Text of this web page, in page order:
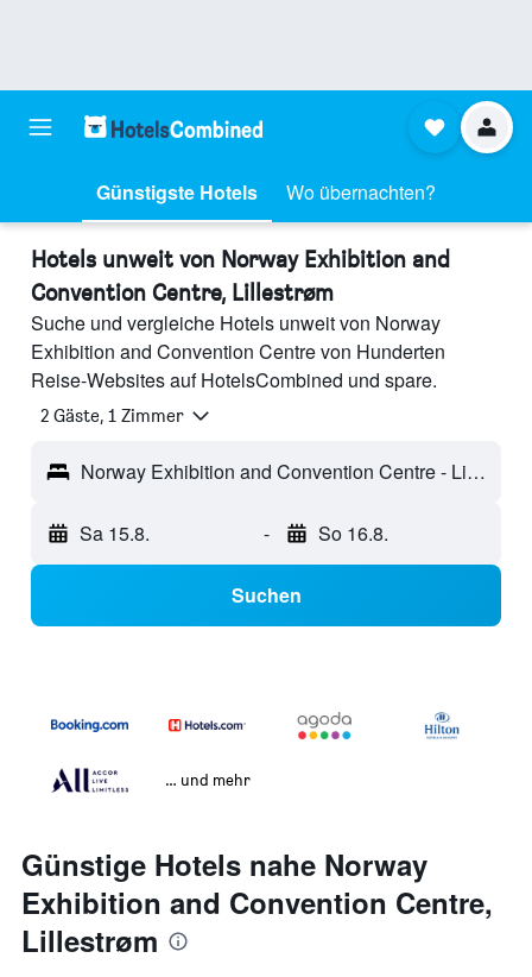
Günstigste Hotels Wo übernachten?
Hotels unweit von Norway Exhibition and
Convention Centre, Lillestrøm
Suche und vergleiche Hotels unweit von Norway
Exhibition and Convention Centre von Hunderten
Reise-Websites auf HotelsCombined und spare.
2 Gäste, 1 Zimmer
Norway Exhibition and Convention Centre - Lillestrøm, Norwegen
Sa 15.8. - So 16.8.
Suchen
… und mehr
Günstige Hotels nahe Norway
Exhibition and Convention Centre,
Lillestrøm